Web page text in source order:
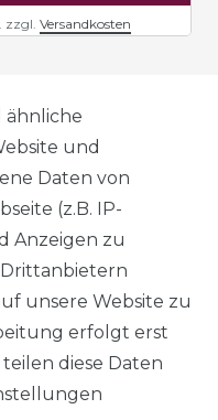
zzgl. Versandkosten
ähnliche
und
Daten von
(z.B. IP-
Anzeigen zu
Drittanbietern
unsere Website zu
erfolgt erst
diese Daten